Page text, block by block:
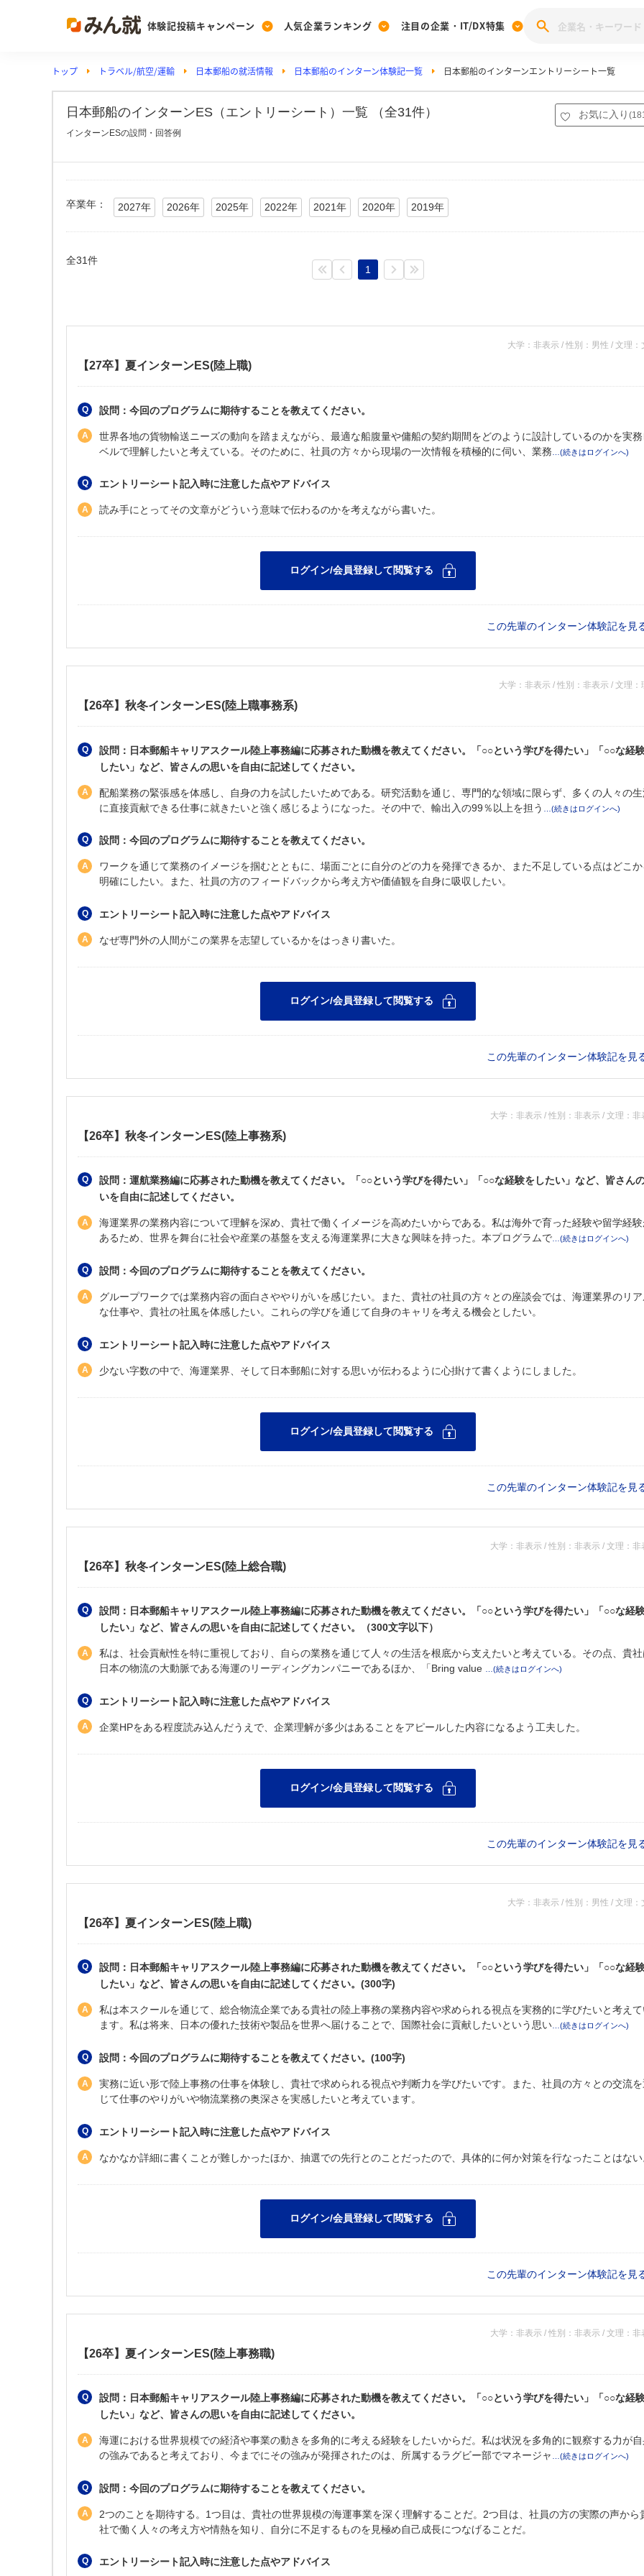
体験記投稿キャンペーン
Post
投稿する
[27卒] 本選考体験記投稿キャンペーン
人気企業ランキング
Ranking
ランキングを見る
みんなのDX企業就職ブランド調査
Vote みん
注目の企業・IT/DX特集
PickUp
注目の企業特集
28
動画で知ろう！業界・企業研究
トップ トラベル/航空/運輸 日本郵船の就活情報 日本郵船のインターン体験記一覧 日本郵船のインターンエントリーシート一覧
日本郵船のインターンES（エントリーシート）一覧 （全31件） お気に入り (
インターンESの設問・回答例
卒業年： 2027年 2026年 2025年 2022年 2021年 2020年 2019年
全31件
1
大学：非表示 / 性別：男性 / 文理：
【27卒】夏インターンES(陸上職)
設問：今回のプログラムに期待することを教えてください。
世界各地の貨物輸送ニーズの動向を踏まえながら、最適な船腹量や傭船の契約期間をどのように設計しているのかを実務
ベルで理解したいと考えている。そのために、社員の方々から現場の一次情報を積極的に伺い、業務
エントリーシート記入時に注意した点やアドバイス
読み手にとってその文章がどういう意味で伝わるのかを考えながら書いた。
この先輩のインターン体験記を見
大学：非表示 / 性別：非表示 / 文理：
【26卒】秋冬インターンES(陸上職事務系)
設問：日本郵船キャリアスクール陸上事務編に応募された動機を教えてください。「○○という学びを得たい」「○○な経
したい」など、皆さんの思いを自由に記述してください。
配船業務の緊張感を体感し、自身の力を試したいためである。研究活動を通じ、専門的な領域に限らず、多くの人々の
に直接貢献できる仕事に就きたいと強く感じるようになった。その中で、輸出入の99％以上を担う
設問：今回のプログラムに期待することを教えてください。
ワークを通じて業務のイメージを掴むとともに、場面ごとに自分のどの力を発揮できるか、また不足している点はどこか
明確にしたい。また、社員の方のフィードバックから考え方や価値観を自身に吸収したい。
エントリーシート記入時に注意した点やアドバイス
なぜ専門外の人間がこの業界を志望しているかをはっきり書いた。
この先輩のインターン体験記を見
大学：非表示 / 性別：非表示 / 文理：非
【26卒】秋冬インターンES(陸上事務系)
設問：運航業務編に応募された動機を教えてください。「○○という学びを得たい」「○○な経験をしたい」など、皆さん
いを自由に記述してください。
海運業界の業務内容について理解を深め、貴社で働くイメージを高めたいからである。私は海外で育った経験や留学経
あるため、世界を舞台に社会や産業の基盤を支える海運業界に大きな興味を持った。本プログラムで
設問：今回のプログラムに期待することを教えてください。
グループワークでは業務内容の面白さややりがいを感じたい。また、貴社の社員の方々との座談会では、海運業界のリ
な仕事や、貴社の社風を体感したい。これらの学びを通じて自身のキャリを考える機会としたい。
エントリーシート記入時に注意した点やアドバイス
少ない字数の中で、海運業界、そして日本郵船に対する思いが伝わるように心掛けて書くようにしました。
この先輩のインターン体験記を見
大学：非表示 / 性別：非表示 / 文理：非
【26卒】秋冬インターンES(陸上総合職)
設問：日本郵船キャリアスクール陸上事務編に応募された動機を教えてください。「○○という学びを得たい」「○○な経
したい」など、皆さんの思いを自由に記述してください。（300文字以下）
私は、社会貢献性を特に重視しており、自らの業務を通じて人々の生活を根底から支えたいと考えている。その点、貴社
日本の物流の大動脈である海運のリーディングカンパニーであるほか、「Bring value
エントリーシート記入時に注意した点やアドバイス
企業HPをある程度読み込んだうえで、企業理解が多少はあることをアピールした内容になるよう工夫した。
この先輩のインターン体験記を見
大学：非表示 / 性別：男性 / 文理：
【26卒】夏インターンES(陸上職)
設問：日本郵船キャリアスクール陸上事務編に応募された動機を教えてください。「○○という学びを得たい」「○○な経
したい」など、皆さんの思いを自由に記述してください。(300字)
私は本スクールを通じて、総合物流企業である貴社の陸上事務の業務内容や求められる視点を実務的に学びたいと考え
ます。私は将来、日本の優れた技術や製品を世界へ届けることで、国際社会に貢献したいという思い
設問：今回のプログラムに期待することを教えてください。(100字)
実務に近い形で陸上事務の仕事を体験し、貴社で求められる視点や判断力を学びたいです。また、社員の方々との交流を
じて仕事のやりがいや物流業務の奥深さを実感したいと考えています。
エントリーシート記入時に注意した点やアドバイス
なかなか詳細に書くことが難しかったほか、抽選での先行とのことだったので、具体的に何か対策を行なったことはない
この先輩のインターン体験記を見
大学：非表示 / 性別：非表示 / 文理：非
【26卒】夏インターンES(陸上事務職)
設問：日本郵船キャリアスクール陸上事務編に応募された動機を教えてください。「○○という学びを得たい」「○○な経
したい」など、皆さんの思いを自由に記述してください。
海運における世界規模での経済や事業の動きを多角的に考える経験をしたいからだ。私は状況を多角的に観察する力が
の強みであると考えており、今までにその強みが発揮されたのは、所属するラグビー部でマネージャ
設問：今回のプログラムに期待することを教えてください。
2つのことを期待する。1つ目は、貴社の世界規模の海運事業を深く理解することだ。2つ目は、社員の方の実際の声から
社で働く人々の考え方や情熱を知り、自分に不足するものを見極め自己成長につなげることだ。
エントリーシート記入時に注意した点やアドバイス